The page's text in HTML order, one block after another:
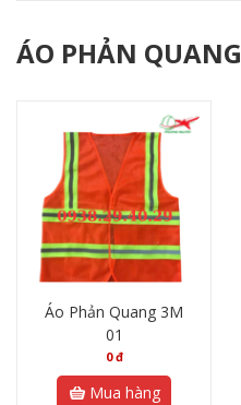
ÁO PHẢN QUANG
Áo Phản Quang 3M
01
0đ
Mua hàng